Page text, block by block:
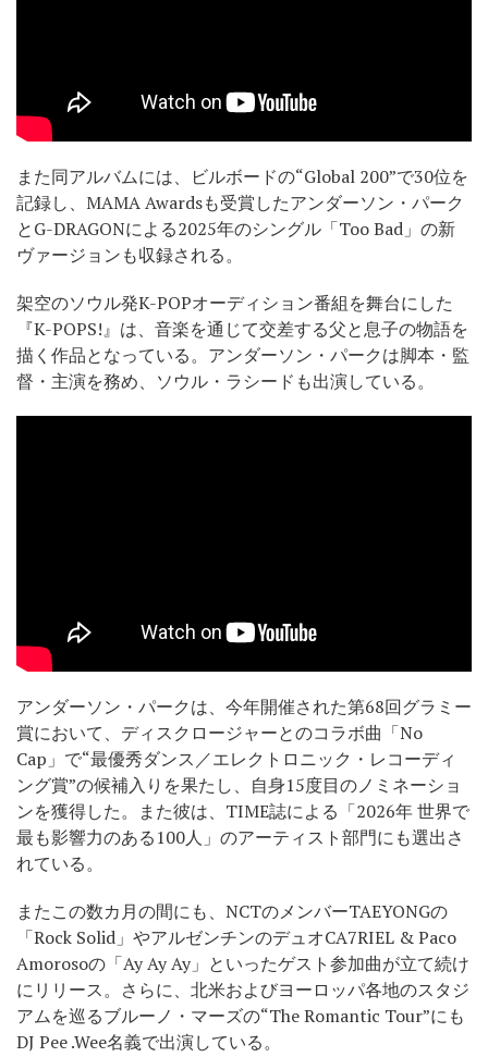
また同アルバムには、ビルボードの“Global 200”で30位を
記録し、MAMA Awardsも受賞したアンダーソン・パーク
とG-DRAGONによる2025年のシングル「Too Bad」の新
ヴァージョンも収録される。
架空のソウル発K-POPオーディション番組を舞台にした
『K-POPS!』は、音楽を通じて交差する父と息子の物語を
描く作品となっている。アンダーソン・パークは脚本・監
督・主演を務め、ソウル・ラシードも出演している。
アンダーソン・パークは、今年開催された第68回グラミー
賞において、ディスクロージャーとのコラボ曲「No
Cap」で“最優秀ダンス／エレクトロニック・レコーディ
ング賞”の候補入りを果たし、自身15度目のノミネーショ
ンを獲得した。また彼は、TIME誌による「2026年 世界で
最も影響力のある100人」のアーティスト部門にも選出さ
れている。
またこの数カ月の間にも、NCTのメンバーTAEYONGの
「Rock Solid」やアルゼンチンのデュオCA7RIEL & Paco
Amorosoの「Ay Ay Ay」といったゲスト参加曲が立て続け
にリリース。さらに、北米およびヨーロッパ各地のスタジ
アムを巡るブルーノ・マーズの“The Romantic Tour”にも
DJ Pee .Wee名義で出演している。